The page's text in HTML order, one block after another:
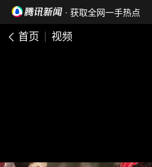
· 获取全网一手热点
首页 视频